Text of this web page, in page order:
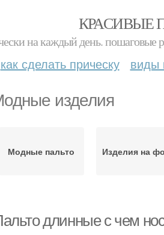
КРАСИВЫЕ
на каждый день. пошаговые
как сделать прическу виды
изделия
Модные пальто Изделия на
длинные с чем